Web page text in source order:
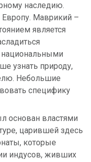
наследию.
Европу. Маврикий –
является
национальными
узнать природу,
Небольшие
специфику
основан властями
царившей здесь
которые
индусов, живших